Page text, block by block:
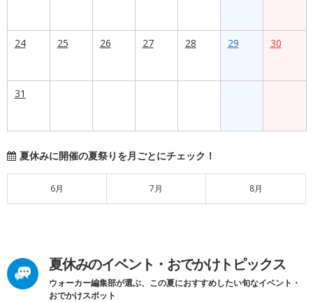
24 25 26 27 28 29 30
31
夏休みに開催の夏祭りを月ごとにチェック！
6月 7月 8月
夏休みのイベント・おでかけトピックス
ウォーカー編集部が選ぶ、この夏におすすめしたい旬なイベント・
おでかけスポット